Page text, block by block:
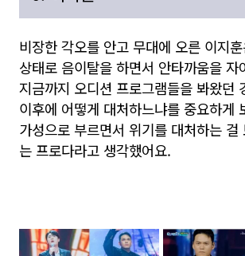
비장한 각오를 안고 무대에 오른 이지
상태로 음이탈을 하면서 안타까움을 자
지금까지 오디션 프로그램들을 봐왔던
이후에 어떻게 대처하느냐를 중요하게
가성으로 부르면서 위기를 대처하는 걸
는 프로다라고 생각했어요.